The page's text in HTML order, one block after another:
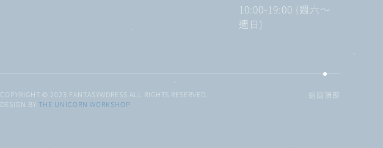
10:00-19:00 (週六～
週日)
COPYRIGHT © 2023 FANTASYWDRESS ALL RIGHTS RESERVED.
DESIGN BY THE UNICORN WORKSHOP
返回頂部